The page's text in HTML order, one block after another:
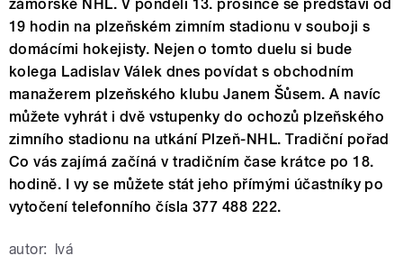
zámořské NHL. V pondělí 13. prosince se představí od
19 hodin na plzeňském zimním stadionu v souboji s
domácími hokejisty. Nejen o tomto duelu si bude
kolega Ladislav Válek dnes povídat s obchodním
manažerem plzeňského klubu Janem Šůsem. A navíc
můžete vyhrát i dvě vstupenky do ochozů plzeňského
zimního stadionu na utkání Plzeň-NHL. Tradiční pořad
Co vás zajímá začíná v tradičním čase krátce po 18.
hodině. I vy se můžete stát jeho přímými účastníky po
vytočení telefonního čísla 377 488 222.
autor: lvá